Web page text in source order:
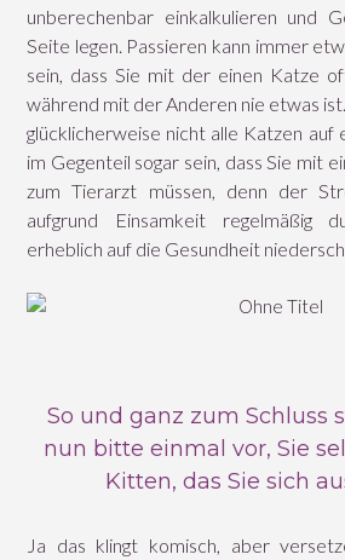
unberechenbar einkalkulieren und
Seite legen. Passieren kann immer
sein, dass Sie mit der einen Katze
während mit der Anderen nie etwas
glücklicherweise nicht alle Katzen auf
im Gegenteil sogar sein, dass Sie mit
zum Tierarzt müssen, denn der
aufgrund Einsamkeit regelmäßig
erheblich auf die Gesundheit
So und ganz zum Schluss
nun bitte einmal vor, Sie
Kitten, das Sie sich
Ja das klingt komisch, aber